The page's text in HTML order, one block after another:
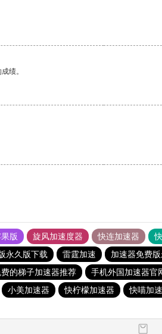
绩。
版 旋风加速度器 快连加速器
永久版下载 雷霆加速 加速器免费
的梯子加速器推荐 手机外国加速器官
小美加速器 快柠檬加速器 快喵加